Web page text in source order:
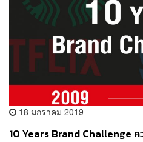
18 มกราคม 2019
10 Years Brand Challenge